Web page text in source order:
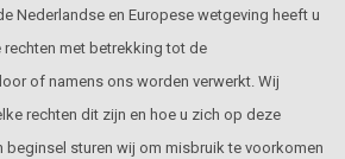
Nederlandse en Europese wetgeving heeft u
met betrekking tot de
of namens ons worden verwerkt. Wij
rechten dit zijn en hoe u zich op deze
beginsel sturen wij om misbruik te voorkomen